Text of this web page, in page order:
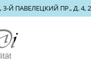
Й ПАВЕЛЕЦКИЙ ПР., Д. 4,